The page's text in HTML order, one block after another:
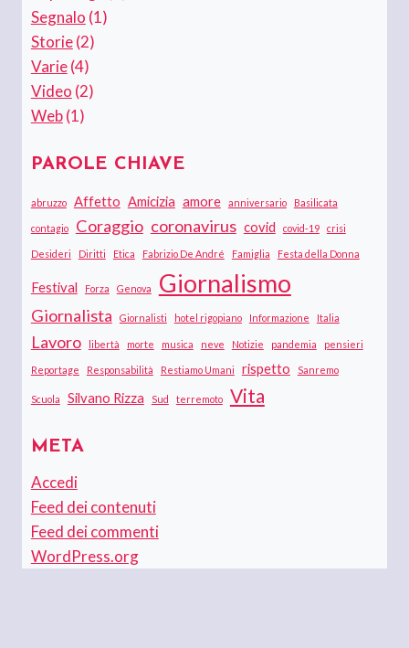
Segnalo (1)
Storie(2)
Varie(4)
Video (2)
Web(1)
PAROLE CHIAVE
abruzzo Affetto Amicizia amore anniversario Basilicata
contagio Coraggio coronavirus covid covid-19 crisi
Desideri Diritti Etica Fabrizio De André Famiglia Festa della Donna
Festival Forza Genova Giornalismo
Giornalista Giornalisti hotel rigopiano Informazione Italia
Lavoro libertà morte musica neve Notizie pandemia pensieri
Reportage Responsabilità Restiamo Umani rispetto Sanremo
Scuola Silvano Rizza Sud terremoto Vita
META
Accedi
Feed dei contenuti
Feed dei commenti
WordPress.org